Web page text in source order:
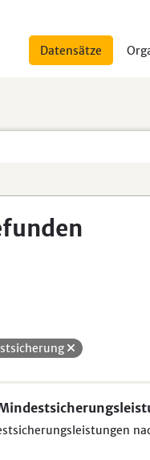
Datensätze